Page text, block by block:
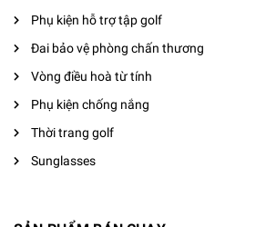
Phụ kiện hỗ trợ tập golf
Đai bảo vệ phòng chấn thương
Vòng điều hoà từ tính
Phụ kiện chống nắng
Thời trang golf
Sunglasses